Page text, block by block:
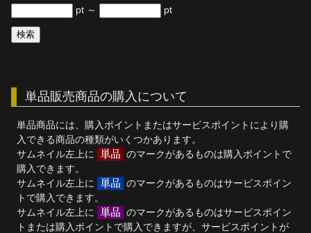
pt ～
pt
単品販売商品の購入について
単品商品には、購入ポイントまたはサービスポイントにより購
入できる商品の種類がいくつかあります。
サムネイル左上に
のマークがあるものは購入ポイントで
購入できます。
サムネイル左上に
のマークがあるものはサービスポイン
トで購入できます。
サムネイル左上に
のマークがあるものはサービスポイン
トまたは購入ポイントで購入できますが、サービスポイントが